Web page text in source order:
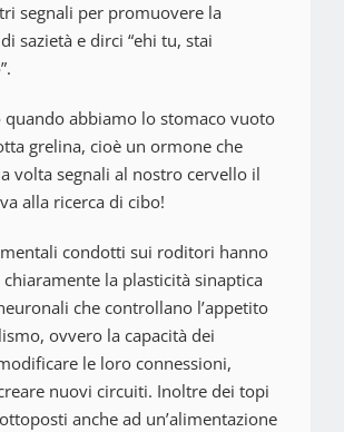
segnali per promuovere la
sazietà e dirci “ehi tu, stai
quando abbiamo lo stomaco vuoto
grelina, cioè un ormone che
volta segnali al nostro cervello il
alla ricerca di cibo!
condotti sui roditori hanno
la plasticità sinaptica
che controllano l’appetito
ovvero la capacità dei
le loro connessioni,
nuovi circuiti. Inoltre dei topi
anche ad un’alimentazione